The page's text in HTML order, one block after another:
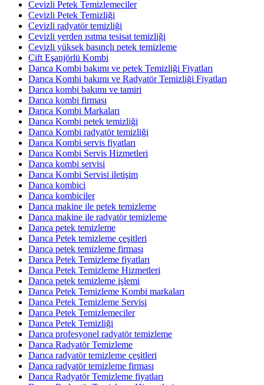
Cevizli Petek Temizlemeciler
Cevizli Petek Temizliği
Cevizli radyatör temizliği
Cevizli yerden ısıtma tesisat temizliği
Cevizli yüksek basınçlı petek temizleme
Çift Eşanjörlü Kombi
Darıca Kombi bakımı ve petek Temizliği Fiyatları
Darıca Kombi bakımı ve Radyatör Temizliği Fiyatları
Darıca kombi bakımı ve tamiri
Darıca kombi firması
Darıca Kombi Markaları
Darıca Kombi petek temizliği
Darıca Kombi radyatör temizliği
Darıca Kombi servis fiyatları
Darıca Kombi Servis Hizmetleri
Darıca kombi servisi
Darıca Kombi Servisi iletişim
Darıca kombici
Darıca kombiciler
Darıca makine ile petek temizleme
Darıca makine ile radyatör temizleme
Darıca petek temizleme
Darıca Petek temizleme çeşitleri
Darıca petek temizleme firması
Darıca Petek Temizleme fiyatları
Darıca Petek Temizleme Hizmetleri
Darıca petek temizleme işlemi
Darıca Petek Temizleme Kombi markaları
Darıca Petek Temizleme Servisi
Darıca Petek Temizlemeciler
Darıca Petek Temizliği
Darıca profesyonel radyatör temizleme
Darıca Radyatör Temizleme
Darıca radyatör temizleme çeşitleri
Darıca radyatör temizleme firması
Darıca Radyatör Temizleme fiyatları